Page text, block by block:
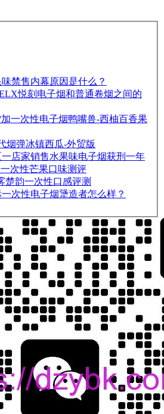
禁售内幕原因是什么？
悦刻电子烟和普通卷烟之间的
加一次性电子烟鸭嘴兽-西柚百香果
烟弹冰镇西瓜-外贸版
店家销售水果味电子烟获刑一年
次性芒果口味测评
楚韵一次性口感评测
次性电子烟犟造者怎么样？